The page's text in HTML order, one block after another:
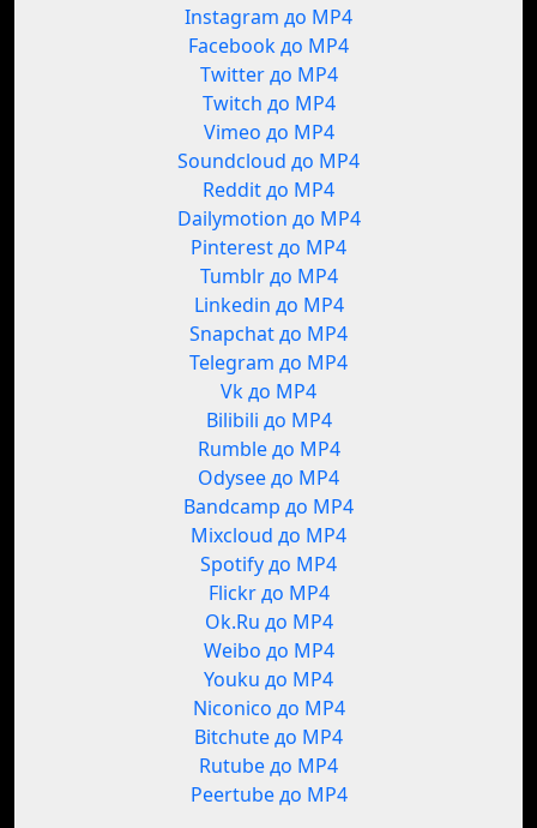
Instagram до MP4
Facebook до MP4
Twitter до MP4
Twitch до MP4
Vimeo до MP4
Soundcloud до MP4
Reddit до MP4
Dailymotion до MP4
Pinterest до MP4
Tumblr до MP4
Linkedin до MP4
Snapchat до MP4
Telegram до MP4
Vk до MP4
Bilibili до MP4
Rumble до MP4
Odysee до MP4
Bandcamp до MP4
Mixcloud до MP4
Spotify до MP4
Flickr до MP4
Ok.Ru до MP4
Weibo до MP4
Youku до MP4
Niconico до MP4
Bitchute до MP4
Rutube до MP4
Peertube до MP4